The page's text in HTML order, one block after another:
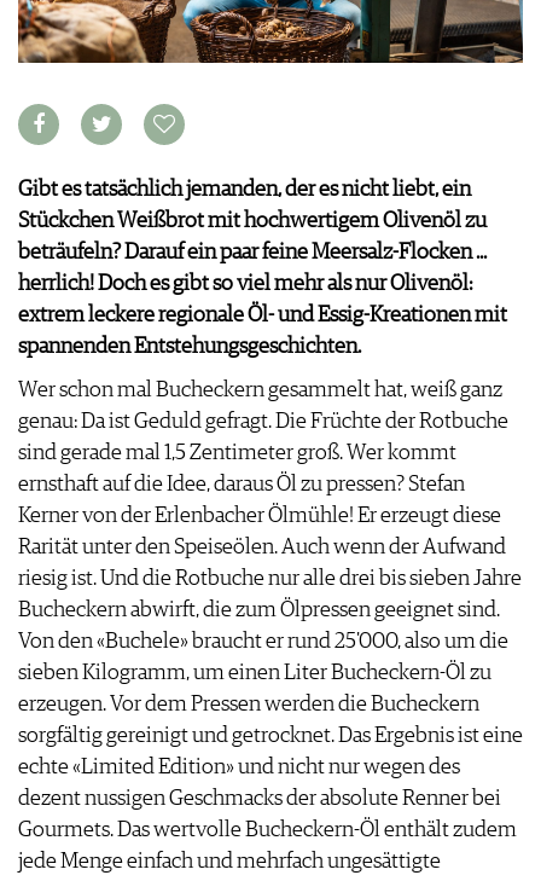
VORTEILSWELT
APPS
VIDEOS
NEWS
WEINSZENE
PORTRAITS
VINOPHILES
ARCHIV
ANMELDEN
AWARDS
GEWINNSPIELE
VORTEILSWELT
WEINSUCHE
NEWSLETTER
WERBUNG
AGB & DATENSCHUTZ
Gibt es tatsächlich jemanden, der es nicht liebt, ein
Stückchen Weißbrot mit hochwertigem Olivenöl zu
beträufeln? Darauf ein paar feine Meersalz-Flocken ...
herrlich! Doch es gibt so viel mehr als nur Olivenöl:
extrem leckere regionale Öl- und Essig-Kreationen mit
spannenden Entstehungsgeschichten.
Wer schon mal Bucheckern gesammelt hat, weiß ganz
genau: Da ist Geduld gefragt. Die Früchte der Rotbuche
sind gerade mal 1,5 Zentimeter groß. Wer kommt
ernsthaft auf die Idee, daraus Öl zu pressen? Stefan
Kerner von der Erlenbacher Ölmühle! Er erzeugt diese
Rarität unter den Speiseölen. Auch wenn der Aufwand
riesig ist. Und die Rotbuche nur alle drei bis sieben Jahre
Bucheckern abwirft, die zum Ölpressen geeignet sind.
Von den «Buchele» braucht er rund 25'000, also um die
sieben Kilogramm, um einen Liter Bucheckern-Öl zu
erzeugen. Vor dem Pressen werden die Bucheckern
sorgfältig gereinigt und getrocknet. Das Ergebnis ist eine
echte «Limited Edition» und nicht nur wegen des
dezent nussigen Geschmacks der absolute Renner bei
Gourmets. Das wertvolle Bucheckern-Öl enthält zudem
jede Menge einfach und mehrfach ungesättigte